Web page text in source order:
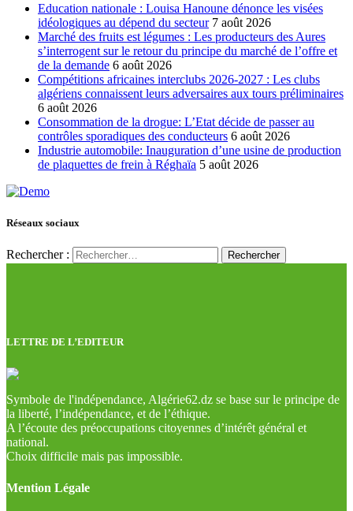
Education nationale : Louisa Hanoune dénonce les visées
idéologiques au dépend du secteur 7 août 2026
Marché des fruits est légumes : Les producteurs des Aures
s’interrogent sur le retour du principe du marché de l’offre et
de la demande 6 août 2026
Compétitions africaines interclubs 2026-2027 : Les clubs
algériens connaissent leurs adversaires aux tours préliminaires
6 août 2026
Consommation de la drogue: L’Etat décide de passer au
contrôles sporadiques des conducteurs 6 août 2026
Industrie automobile: Inauguration d’une usine de production
de plaquettes de frein à Réghaïa 5 août 2026
Réseaux sociaux
Rechercher :
LETTRE DE L’EDITEUR
Symbole de l'indépendance, Algérie62.dz se base sur le principe de
la liberté, l’indépendance, et de l’éthique.
A l’écoute des préoccupations citoyennes d’intérêt général et
national.
Choix difficile mais pas impossible.
Mention Légale